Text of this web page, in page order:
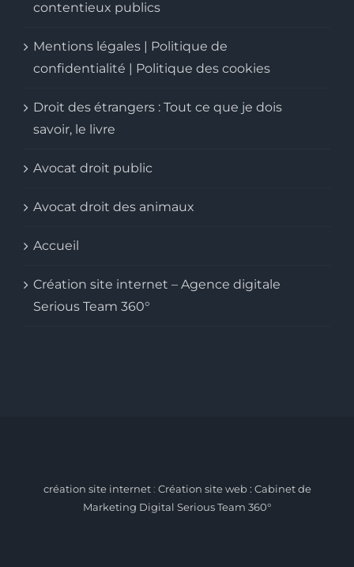
contentieux publics
Mentions légales | Politique de
confidentialité | Politique des cookies
Droit des étrangers : Tout ce que je dois
savoir, le livre
Avocat droit public
Avocat droit des animaux
Accueil
Création site internet – Agence digitale
Serious Team 360°
création site internet: Création site web : Cabinet de
Marketing Digital Serious Team 360°